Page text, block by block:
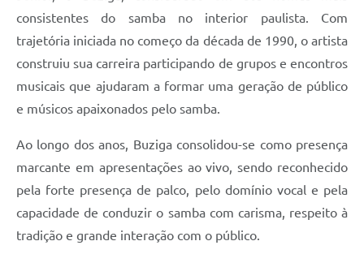
consistentes do samba no interior paulista. Com
trajetória iniciada no começo da década de 1990, o artista
construiu sua carreira participando de grupos e encontros
musicais que ajudaram a formar uma geração de público
e músicos apaixonados pelo samba.
Ao longo dos anos, Buziga consolidou-se como presença
marcante em apresentações ao vivo, sendo reconhecido
pela forte presença de palco, pelo domínio vocal e pela
capacidade de conduzir o samba com carisma, respeito à
tradição e grande interação com o público.